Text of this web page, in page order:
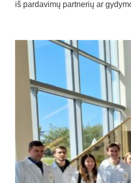
iš pardavimų partnerių ar